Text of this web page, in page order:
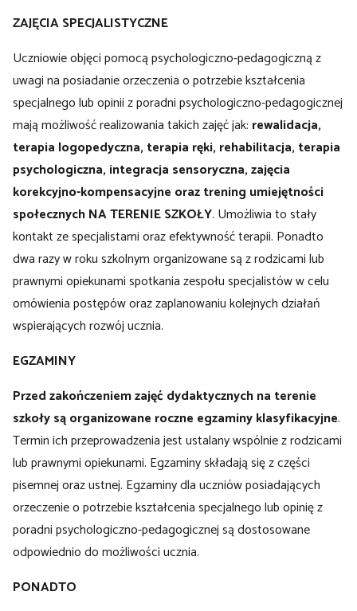
ZAJĘCIA SPECJALISTYCZNE
Uczniowie objęci pomocą psychologiczno-pedagogiczną z
uwagi na posiadanie orzeczenia o potrzebie kształcenia
specjalnego lub opinii z poradni psychologiczno-pedagogicznej
mają możliwość realizowania takich zajęć jak: rewalidacja,
terapia logopedyczna, terapia ręki, rehabilitacja, terapia
psychologiczna, integracja sensoryczna, zajęcia
korekcyjno-kompensacyjne oraz trening umiejętności
społecznychNA TERENIE SZKOŁY. Umożliwia to stały
kontakt ze specjalistami oraz efektywność terapii. Ponadto
dwa razy w roku szkolnym organizowane są z rodzicami lub
prawnymi opiekunami spotkania zespołu specjalistów w celu
omówienia postępów oraz zaplanowaniu kolejnych działań
wspierających rozwój ucznia.
EGZAMINY
Przed zakończeniem zajęć dydaktycznych na terenie
szkoły są organizowane roczne egzaminy klasyfikacyjne.
Termin ich przeprowadzenia jest ustalany wspólnie z rodzicami
lub prawnymi opiekunami. Egzaminy składają się z części
pisemnej oraz ustnej. Egzaminy dla uczniów posiadających
orzeczenie o potrzebie kształcenia specjalnego lub opinię z
poradni psychologiczno-pedagogicznej są dostosowane
odpowiednio do możliwości ucznia.
PONADTO